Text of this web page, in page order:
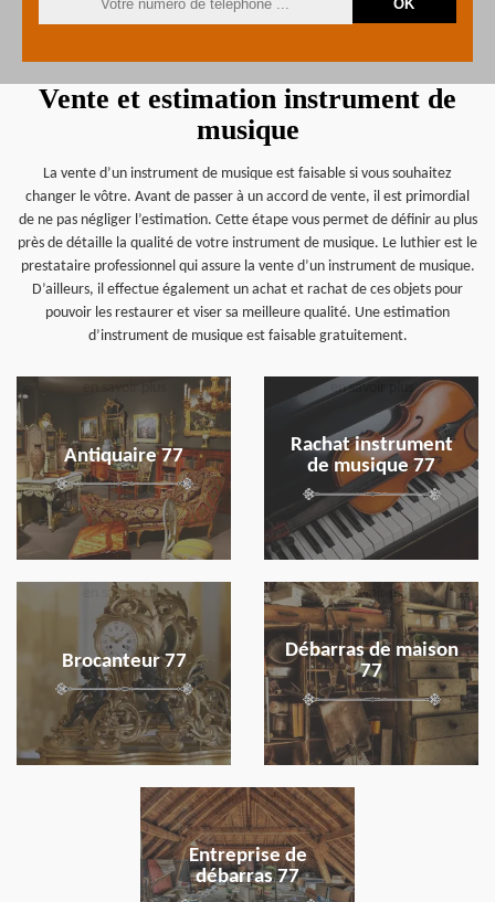
Vente et estimation instrument de
musique
La vente d’un instrument de musique est faisable si vous souhaitez
changer le vôtre. Avant de passer à un accord de vente, il est primordial
de ne pas négliger l’estimation. Cette étape vous permet de définir au plus
près de détaille la qualité de votre instrument de musique. Le luthier est le
prestataire professionnel qui assure la vente d’un instrument de musique.
D’ailleurs, il effectue également un achat et rachat de ces objets pour
pouvoir les restaurer et viser sa meilleure qualité. Une estimation
d’instrument de musique est faisable gratuitement.
Antiquaire 77
en savoir plus
Rachat instrument
de musique 77
en savoir plus
Brocanteur 77
en savoir plus
Débarras de maison
77
en savoir plus
Entreprise de
débarras 77
en savoir plus